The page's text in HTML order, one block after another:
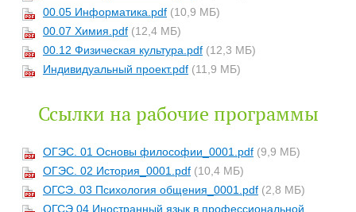
00.05 Информатика.pdf (10,9 МБ)
00.07 Химия.pdf (12,4 МБ)
00.12 Физическая культура.pdf (12,3 МБ)
Индивидуальный проект.pdf (11,9 МБ)
Ссылки на рабочие программы
ОГЭС. 01 Основы философии_0001.pdf (9,9 МБ)
ОГЭС. 02 История_0001.pdf (10,4 МБ)
ОГСЭ. 03 Психология общения_0001.pdf (2,8 МБ)
ОГСЭ 04 Иностранный язык в профессиональной